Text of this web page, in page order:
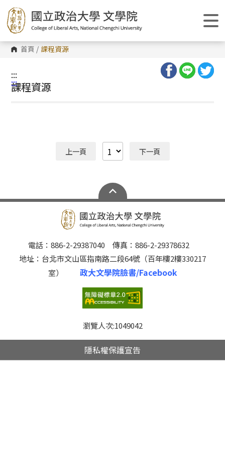
跳
到
主
要
內
容
區 首頁 / 課程資源
:::
:::
課程資源
上一頁 下一頁
電話：886-2-29387040 傳真：886-2-29378632
地址：台北市文山區指南路二段64號（百年樓2樓330217
室） 政大文學院臉書/Facebook
瀏覽人次:1049042
隱私權保護宣告